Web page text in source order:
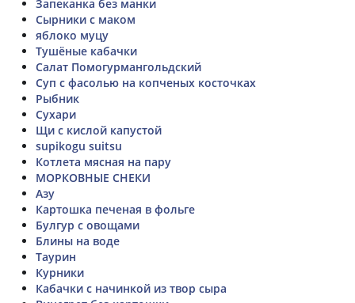
Запеканка без манки
Сырники с маком
яблоко муцу
Тушёные кабачки
Салат Помогурмангольдский
Суп с фасолью на копченых косточках
Рыбник
Сухари
Щи с кислой капустой
supikogu suitsu
Котлета мясная на пару
МОРКОВНЫЕ СНЕКИ
Азу
Картошка печеная в фольге
Булгур с овощами
Блины на воде
Таурин
Курники
Кабачки с начинкой из твор сыра